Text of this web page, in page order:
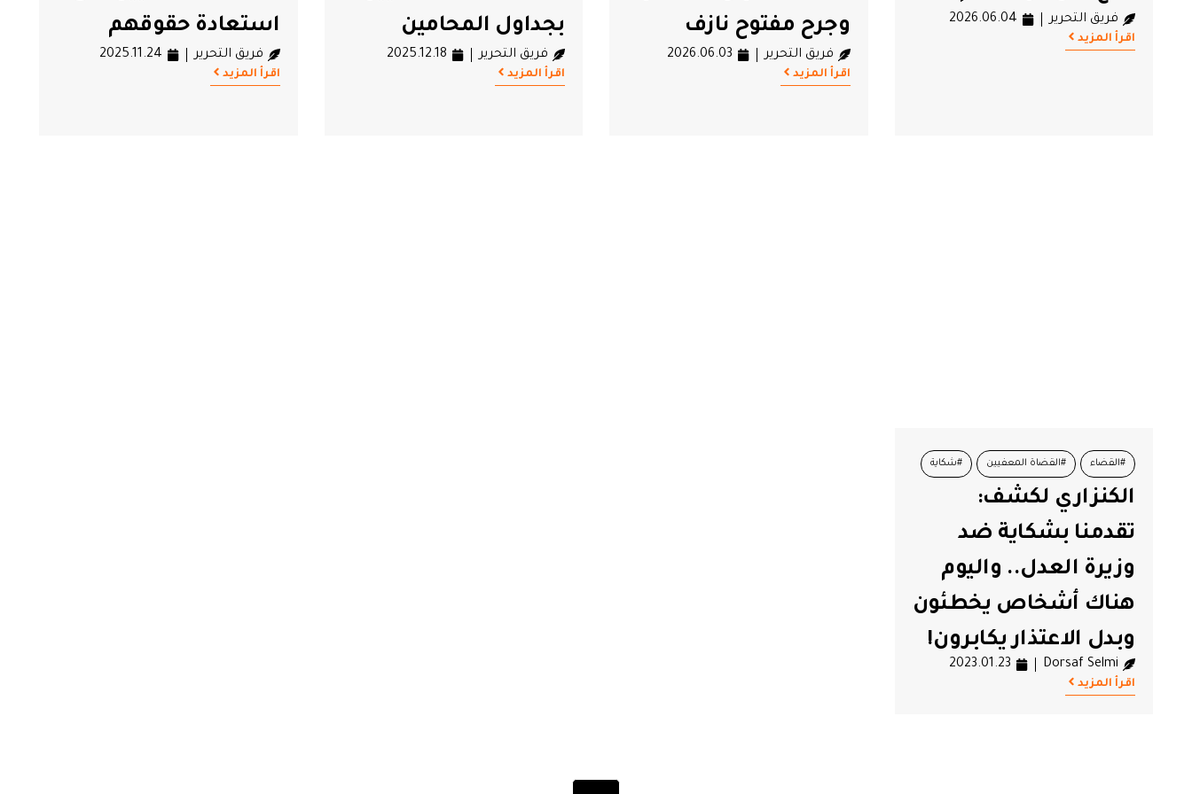
فريق التحرير 2026.06.04
اقرأ المزيد
وجرح مفتوح نازف
فريق التحرير 2026.06.03
اقرأ المزيد
بجداول المحامين
فريق التحرير 2025.12.18
اقرأ المزيد
استعادة حقوقهم
فريق التحرير 2025.11.24
اقرأ المزيد
#القضاء #القضاة المعفيين #شكاية
#محمد الطاهر الكنزاري #وزيرة العدلالكنزاري لكشف:
تقدمنا بشكاية ضد
وزيرة العدل.. واليوم
هناك أشخاص يخطئون
وبدل الاعتذار يكابرون!
Dorsaf Selmi
2023.01.23
اقرأ المزيد